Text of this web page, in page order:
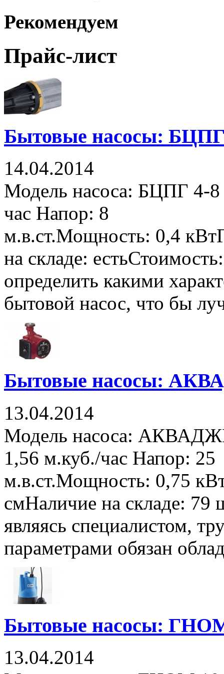
Рекомендуем
Прайс-лист
Бытовые насосы:
14.04.2014
Модель насоса: БЦПГ 4-
час Напор: 8
м.в.ст.Мощность: 0,4
на складе:
определить какими
бытовой насос, что бы
Бытовые насосы:
13.04.2014
Модель насоса:
1,56 м.куб./час Напор: 25
м.в.ст.Мощность: 0,75
смНаличие на складе: 79
являясь специалистом,
параметрами обязан
Бытовые насосы:
13.04.2014